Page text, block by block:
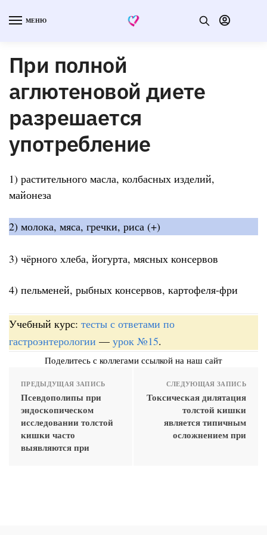
МЕНЮ
При полной
аглютеновой диете
разрешается
употребление
1) растительного масла, колбасных изделий,
майонеза
2) молока, мяса, гречки, риса (+)
3) чёрного хлеба, йогурта, мясных консервов
4) пельменей, рыбных консервов, картофеля-фри
Учебный курс: тесты с ответами по
гастроэнтерологии — урок №15.
Поделитесь с коллегами ссылкой на наш сайт
ПРЕДЫДУЩАЯ ЗАПИСЬ
Псевдополипы при
эндоскопическом
исследовании толстой
кишки часто
выявляются при
СЛЕДУЮЩАЯ ЗАПИСЬ
Токсическая дилятация
толстой кишки
является типичным
осложнением при